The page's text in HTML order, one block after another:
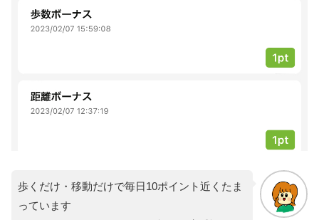
歩くだけ・移動だけで毎日10ポイント近くたま
っています